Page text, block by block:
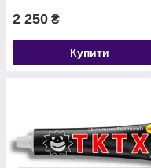
2 250 ₴
Купити